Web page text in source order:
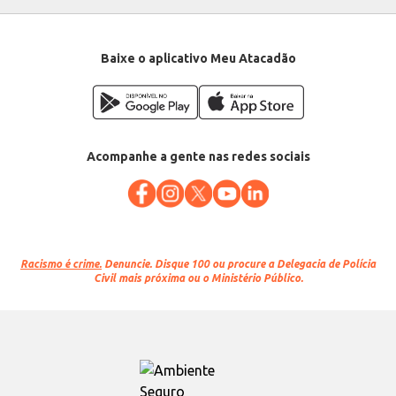
Baixe o aplicativo Meu Atacadão
Acompanhe a gente nas redes sociais
Racismo é crime. Denuncie. Disque 100 ou procure a Delegacia de Polícia
Civil mais próxima ou o Ministério Público.